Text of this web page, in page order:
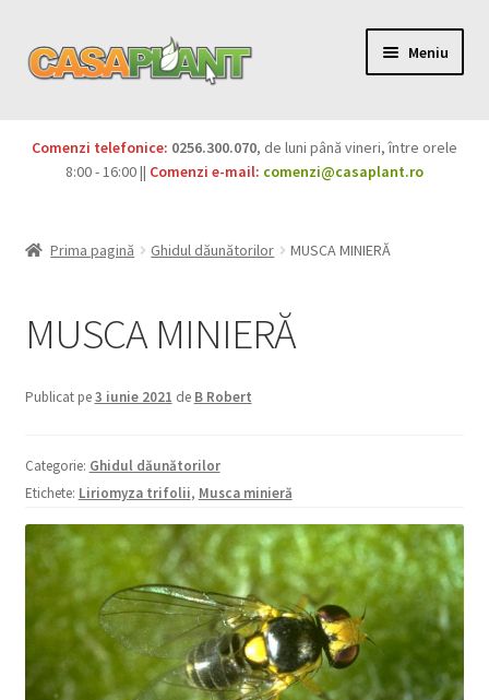
Meniu
Pesticide
Produse BIO
Igienă publică
Casa și grădina
Sere și solarii
Extinde
meniul
copil
Comenzi telefonice: 0256.300.070, de luni până vineri, între orele
8:00 - 16:00 || Comenzi e-mail: comenzi@casaplant.ro
Prima pagină Ghidul dăunătorilor MUSCA MINIERĂ
MUSCA MINIERĂ
Publicat pe3 iunie 2021 de B Robert
Categorie: Ghidul dăunătorilor
Etichete: Liriomyza trifolii, Musca minieră